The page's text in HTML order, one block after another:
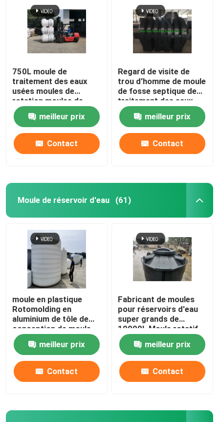
750L moule de
traitement des eaux
usées moules de
rotation moules de
moulage bon prix haute
qualité moule de
réservoir septique SMC
meilleur prix
Contact
Regard de visite de
trou d'homme de moule
de fosse septique de
traitement des eaux
usées 1500L
meilleur prix
Contact
Moule de réservoir d'eau (61)
moule en plastique
Rotomolding en
aluminium de tôle de
conception de moule
de réservoir de l'eau
1000L meilleur prix
Contact
Fabricant de moules
pour réservoirs d'eau
super grands de
10000L Moule rotatif
pour réservoirs en
plastique domestique
meilleur prix
Contact